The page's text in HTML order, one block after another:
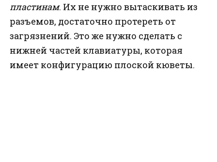
пластинам. Их не нужно вытаскивать из
разъемов, достаточно протереть от
загрязнений. Это же нужно сделать с
нижней частей клавиатуры, которая
имеет конфигурацию плоской кюветы.